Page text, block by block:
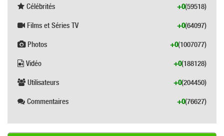
Célébrités (59518)
+0
Films et Séries TV (64097)
+0
Photos (1007077)
+0
Vidéo (188128)
+0
Utilisateurs (204450)
+0
Commentaires (76627)
+0